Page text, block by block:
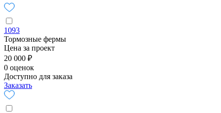
1093
Тормозные фермы
Цена за проект
20 000 ₽
0 оценок
Доступно для заказа
Заказать